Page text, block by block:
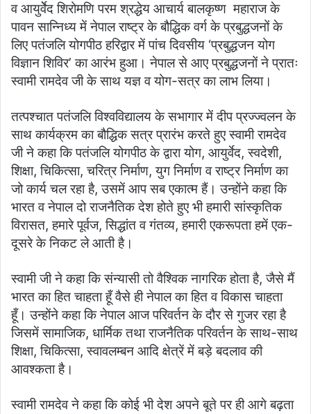
व आयुर्वेेद शिरोमणि परम श्रद्धेय आचार्य बालकृष्ण महाराज के
पावन सान्निध्य में नेपाल राष्ट्र के बौद्धिक वर्ग के प्रबुद्धजनों के
लिए पतंजलि योगपीठ हरिद्वार में पांच दिवसीय ‘प्रबुद्धजन योग
विज्ञान शिविर’ का आरंभ हुआ। नेपाल से आए प्रबुद्धजनों ने प्रातः
स्वामी रामदेव जी के साथ यज्ञ व योग-सत्र का लाभ लिया।
तत्पश्चात पतंजलि विश्वविद्यालय के सभागार में दीप प्रज्ज्वलन के
साथ कार्यक्रम का बौद्धिक सत्र प्रारंभ करते हुए स्वामी रामदेव
जी ने कहा कि पतंजलि योगपीठ के द्वारा योग, आयुर्वेद, स्वदेशी,
शिक्षा, चिकित्सा, चरित्र निर्माण, युग निर्माण व राष्ट्र निर्माण का
जो कार्य चल रहा है, उसमें आप सब एकात्म हैं। उन्होंने कहा कि
भारत व नेपाल दो राजनैतिक देश होते हुए भी हमारी सांस्कृतिक
विरासत, हमारे पूर्वज, सिद्धांत व गंतव्य, हमारी एकरूपता हमें एक-
दूसरे के निकट ले आती है।
स्वामी जी ने कहा कि संन्यासी तो वैश्विक नागरिक होता है, जैसे मैं
भारत का हित चाहता हूँ वैसे ही नेपाल का हित व विकास चाहता
हूँ। उन्होंने कहा कि नेपाल आज परिवर्तन के दौर से गुजर रहा है
जिसमें सामाजिक, धार्मिक तथा राजनैतिक परिवर्तन के साथ-साथ
शिक्षा, चिकित्सा, स्वावलम्बन आदि क्षेत्रें में बड़े बदलाव की
आवश्कता है।
स्वामी रामदेव ने कहा कि कोई भी देश अपने बूते पर ही आगे बढ़ता